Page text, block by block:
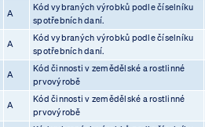
A
Kód vybraných výrobků podle číselníku
spotřebních daní.
A
Kód vybraných výrobků podle číselníku
spotřebních daní.
A
Kód činnosti v zemědělské a rostlinné
prvovýrobě
A
Kód činnosti v zemědělské a rostlinné
prvovýrobě